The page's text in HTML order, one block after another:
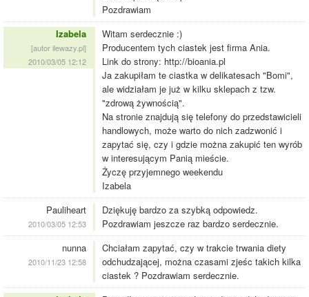
Pozdrawiam
Izabela
[autor ilewazy.pl]
2010/03/05 12:12
Witam serdecznie :)
Producentem tych ciastek jest firma Ania.
Link do strony: http://bioania.pl
Ja zakupiłam te ciastka w delikatesach "Bomi",
ale widziałam je już w kilku sklepach z tzw.
"zdrową żywnością".
Na stronie znajdują się telefony do przedstawicieli
handlowych, może warto do nich zadzwonić i
zapytać się, czy i gdzie można zakupić ten wyrób
w interesującym Panią mieście.
Życzę przyjemnego weekendu
Izabela
Pauliheart
2010/03/05 12:53
Dziękuję bardzo za szybką odpowiedz.
Pozdrawiam jeszcze raz bardzo serdecznie.
nunna
2010/11/23 12:58
Chciałam zapytać, czy w trakcie trwania diety
odchudzającej, można czasami zjeśc takich kilka
ciastek ? Pozdrawiam serdecznie.